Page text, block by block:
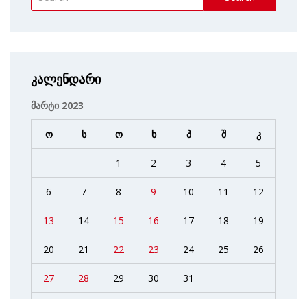
კალენდარი
მარტი 2023
ო ს ო ხ პ შ კ
1 2 3 4 5
6 7 8 9 10 11 12
13 14 15 16 17 18 19
20 21 22 23 24 25 26
27 28 29 30 31